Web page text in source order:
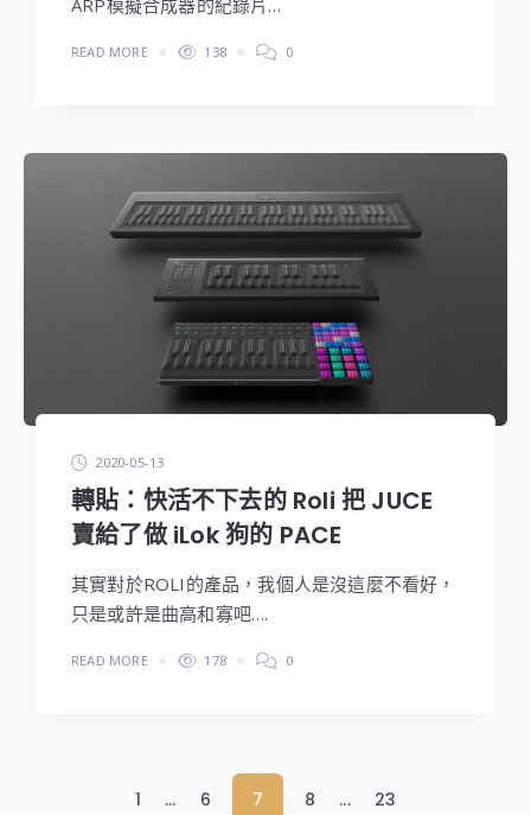
READ MORE 138 0
2020-05-13
轉貼：快活不下去的 Roli 把 JUCE
賣給了做 iLok 狗的 PACE
其實對於ROLI的產品，我個人是沒這麼不看好，
只是或許是曲高和寡吧….
READ MORE 178 0
1 ... 6 7 8 ... 23